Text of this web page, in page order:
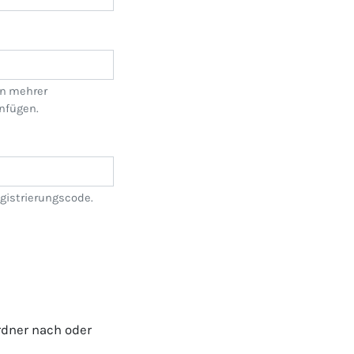
mehrer
nach oder